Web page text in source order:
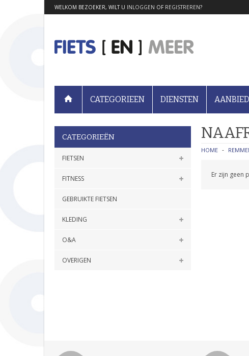
WELKOM BEZOEKER, WILT U INLOGGEN OF REGISTREREN?
CATEGORIEEN DIENSTEN
CATEGORIEËN
FIETSEN
FITNESS
GEBRUIKTE FIETSEN
KLEDING
O&A
OVERIGEN
HOME
Er zijn geen